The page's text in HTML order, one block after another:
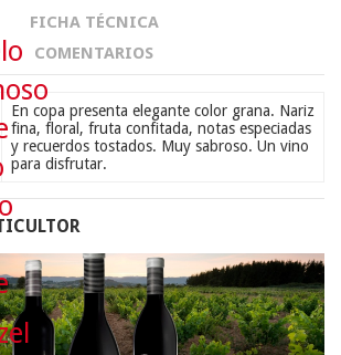
FICHA TÉCNICA
COMENTARIOS
En copa presenta elegante color grana. Nariz
fina, floral, fruta confitada, notas especiadas
y recuerdos tostados. Muy sabroso. Un vino
para disfrutar.